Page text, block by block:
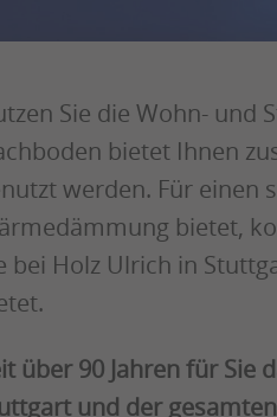
Sie die Wohn- und
bietet Ihnen
werden. Für einen
bietet,
bei Holz Ulrich in
über 90 Jahren für
und der